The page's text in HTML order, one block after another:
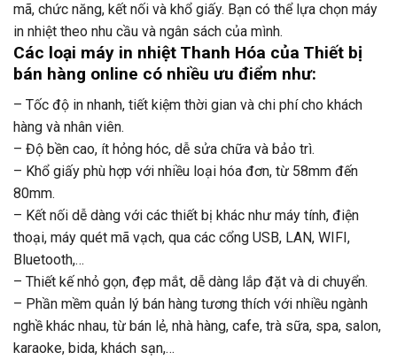
mã, chức năng, kết nối và khổ giấy. Bạn có thể lựa chọn máy
in nhiệt theo nhu cầu và ngân sách của mình.
Các loại máy in nhiệt Thanh Hóa của Thiết bị
bán hàng online có nhiều ưu điểm như:
– Tốc độ in nhanh, tiết kiệm thời gian và chi phí cho khách
hàng và nhân viên.
– Độ bền cao, ít hỏng hóc, dễ sửa chữa và bảo trì.
– Khổ giấy phù hợp với nhiều loại hóa đơn, từ 58mm đến
80mm.
– Kết nối dễ dàng với các thiết bị khác như máy tính, điện
thoại, máy quét mã vạch, qua các cổng USB, LAN, WIFI,
Bluetooth,…
– Thiết kế nhỏ gọn, đẹp mắt, dễ dàng lắp đặt và di chuyển.
– Phần mềm quản lý bán hàng tương thích với nhiều ngành
nghề khác nhau, từ bán lẻ, nhà hàng, cafe, trà sữa, spa, salon,
karaoke, bida, khách sạn,…